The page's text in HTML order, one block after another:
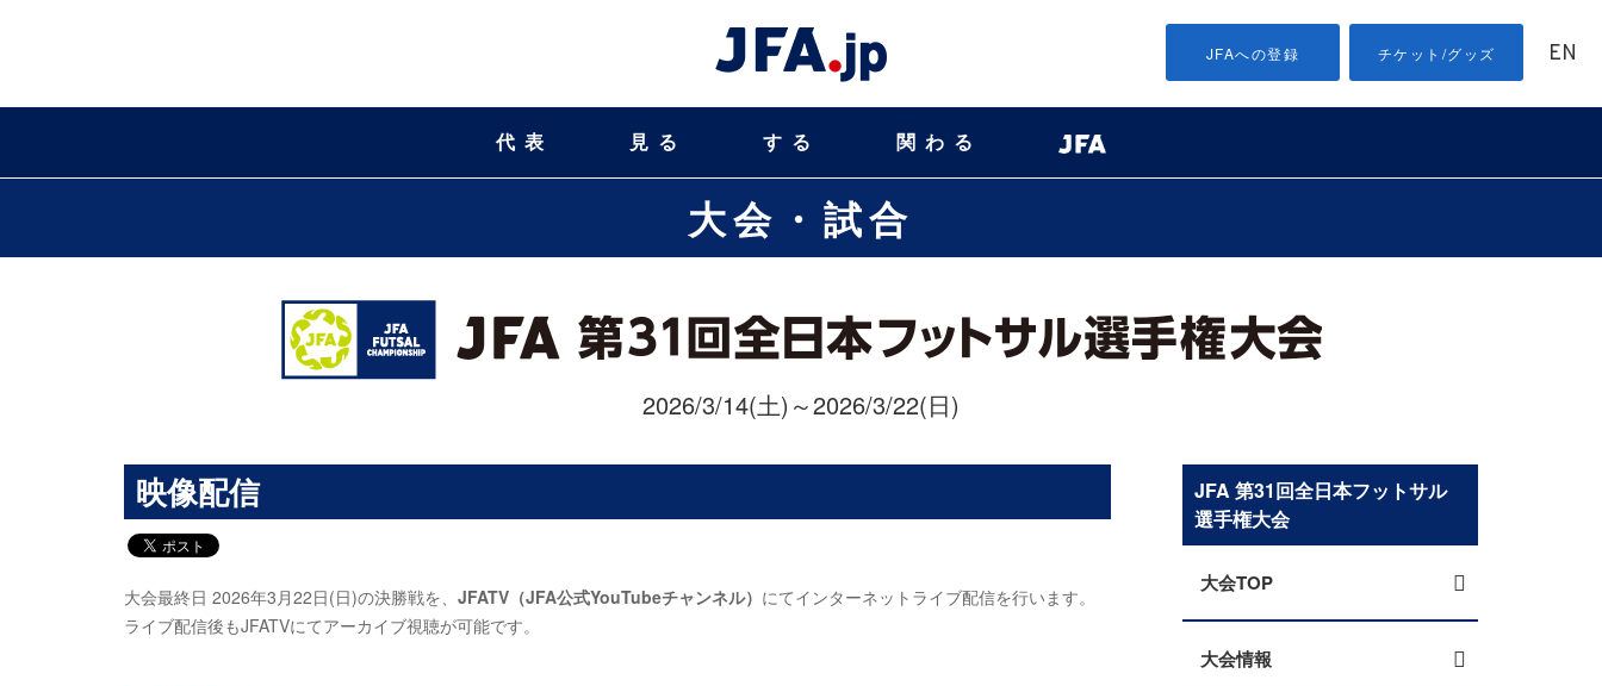
JFAへの登録 チケット/グッズ EN
代表 見る する 関わる
大会・試合
2026/3/14(土)～2026/3/22(日)
映像配信
大会最終日 2026年3月22日(日)の決勝戦を、 JFATV（JFA公式YouTubeチャンネル） にてインターネットライブ配信を行います。
ライブ配信後もJFATVにてアーカイブ視聴が可能です。
JFA 第31回全日本フットサル
選手権大会
大会TOP
大会情報